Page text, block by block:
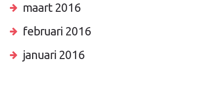
maart 2016
februari 2016
januari 2016